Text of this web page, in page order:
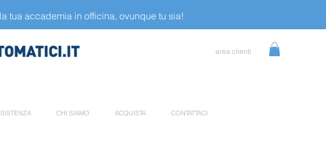
tua accademia in officina, ovunque tu sia!
area clienti
CHI SIAMO ACQUISTA CONTATTACI